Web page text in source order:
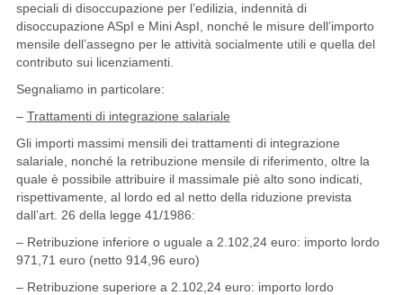
speciali di disoccupazione per l’edilizia, indennità di
disoccupazione ASpI e Mini AspI, nonché le misure dell’importo
mensile dell’assegno per le attività socialmente utili e quella del
contributo sui licenziamenti.
Segnaliamo in particolare:
– Trattamenti di integrazione salariale
Gli importi massimi mensili dei trattamenti di integrazione
salariale, nonché la retribuzione mensile di riferimento, oltre la
quale è possibile attribuire il massimale piè alto sono indicati,
rispettivamente, al lordo ed al netto della riduzione prevista
dall’art. 26 della legge 41/1986:
– Retribuzione inferiore o uguale a 2.102,24 euro: importo lordo
971,71 euro (netto 914,96 euro)
– Retribuzione superiore a 2.102,24 euro: importo lordo